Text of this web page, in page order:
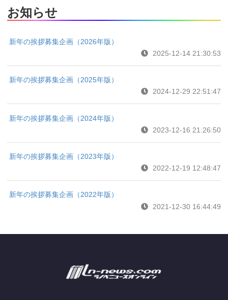
お知らせ
新年の挨拶募集企画（2026年版）
2025-12-14 21:30:53
新年の挨拶募集企画（2025年版）
2024-12-29 22:51:47
新年の挨拶募集企画（2024年版）
2023-12-16 21:26:50
新年の挨拶募集企画（2023年版）
2022-12-19 12:48:47
新年の挨拶募集企画（2022年版）
2021-12-30 16:44:49